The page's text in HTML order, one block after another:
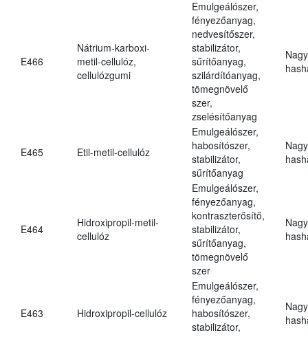
E466
Nátrium-karboxi-
metil-cellulóz,
cellulózgumi
Emulgeálószer,
fényezőanyag,
nedvesítőszer,
stabilizátor,
sűrítőanyag,
szilárdítóanyag,
tömegnövelő
szer,
zselésítőanyag
E465 Etil-metil-cellulóz
Emulgeálószer,
habosítószer,
stabilizátor,
sűrítőanyag
E464
Hidroxipropil-metil-
cellulóz
Emulgeálószer,
fényezőanyag,
kontraszterősítő,
stabilizátor,
sűrítőanyag,
tömegnövelő
szer
E463 Hidroxipropil-cellulóz
Emulgeálószer,
fényezőanyag,
habosítószer,
stabilizátor,